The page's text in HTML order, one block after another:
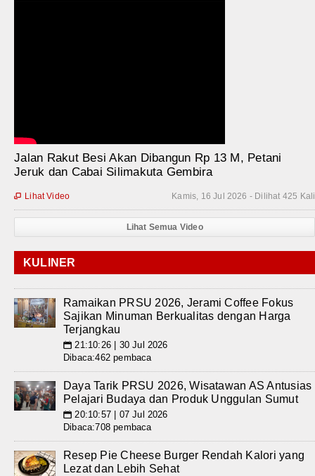
Jalan Rakut Besi Akan Dibangun Rp 13 M, Petani
Jeruk dan Cabai Silimakuta Gembira
Kamis, 16 Jul 2026 - Dilihat 425 Kali
 Lihat Video
Lihat Semua Video
KULINER
Ramaikan PRSU 2026, Jerami Coffee Fokus
Sajikan Minuman Berkualitas dengan Harga
Terjangkau
📅 21:10:26 | 30 Jul 2026
Dibaca:462 pembaca
Daya Tarik PRSU 2026, Wisatawan AS Antusias
Pelajari Budaya dan Produk Unggulan Sumut
📅 20:10:57 | 07 Jul 2026
Dibaca:708 pembaca
Resep Pie Cheese Burger Rendah Kalori yang
Lezat dan Lebih Sehat